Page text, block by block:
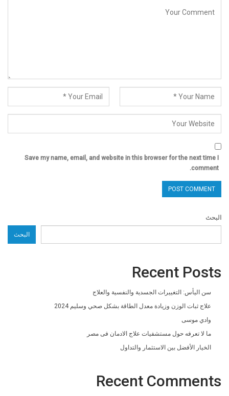
Save my name, email, and website in this browser for the next time I
comment.
البحث
البحث
Recent Posts
سن اليأس: التغييرات الجسدية والنفسية والعلاج
علاج ثبات الوزن وزيادة معدل الطاقة بشكل صحي وسليم 2024
وادي موسى
ما لا تعرفه حول مستشفيات علاج الادمان فى مصر
الخيار الأفضل بين الاستثمار والتداول
Recent Comments